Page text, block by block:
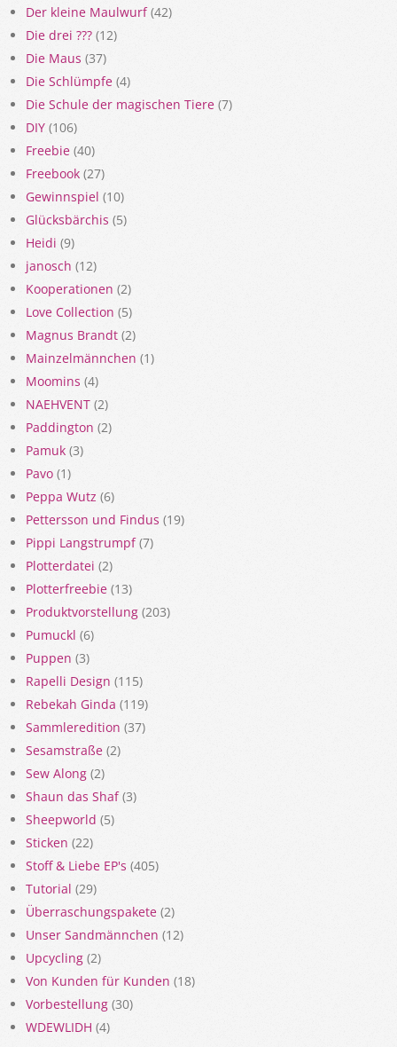
Der kleine Maulwurf(42)
Die drei ??? (12)
Die Maus (37)
Die Schlümpfe (4)
Die Schule der magischen Tiere (7)
DIY (106)
Freebie (40)
Freebook (27)
Gewinnspiel (10)
Glücksbärchis (5)
Heidi (9)
janosch (12)
Kooperationen (2)
Love Collection (5)
Magnus Brandt (2)
Mainzelmännchen (1)
Moomins (4)
NAEHVENT (2)
Paddington (2)
Pamuk (3)
Pavo (1)
Peppa Wutz (6)
Pettersson und Findus (19)
Pippi Langstrumpf(7)
Plotterdatei (2)
Plotterfreebie (13)
Produktvorstellung (203)
Pumuckl (6)
Puppen (3)
Rapelli Design (115)
Rebekah Ginda (119)
Sammleredition (37)
Sesamstraße (2)
Sew Along (2)
Shaun das Shaf(3)
Sheepworld (5)
Sticken (22)
Stoff & Liebe EP's (405)
Tutorial (29)
Überraschungspakete (2)
Unser Sandmännchen (12)
Upcycling (2)
Von Kunden für Kunden (18)
Vorbestellung (30)
WDEWLIDH (4)